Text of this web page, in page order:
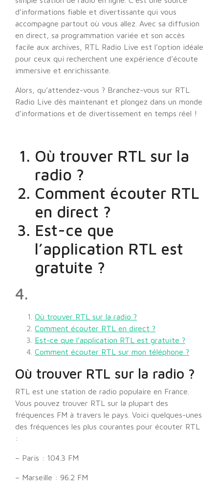
d’informations fiable et divertissante qui vous
accompagne partout où vous allez. Avec sa diffusion
en direct, sa programmation variée et son accès
facile aux archives, RTL Radio Live est l’option idéale
pour ceux qui recherchent une expérience d’écoute
immersive et enrichissante.
Alors, qu’attendez-vous ? Branchez-vous sur RTL
Radio Live dès maintenant et plongez dans un monde
d’informations et de divertissement en temps réel !
Où trouver RTL sur la
radio ?
Comment écouter RTL
en direct ?
Est-ce que
l’application RTL est
gratuite ?
4.
Où trouver RTL sur la radio ?
Comment écouter RTL en direct ?
Est-ce que l’application RTL est gratuite ?
Comment écouter RTL sur mon téléphone ?
Où trouver RTL sur la radio ?
RTL est une station de radio populaire en France.
Vous pouvez trouver RTL sur la plupart des
fréquences FM à travers le pays. Voici quelques-unes
des fréquences les plus courantes pour écouter RTL
:
– Paris : 104.3 FM
– Marseille : 96.2 FM